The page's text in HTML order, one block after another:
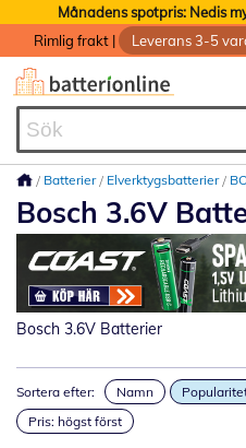
Månadens spotpris: Nedis
Rimlig frakt | Leverans 3-5
Batterier Elverktygsbatterier
Bosch 3.6V
Bosch 3.6V Batterier
Sortera efter: Namn
Pris: högst först